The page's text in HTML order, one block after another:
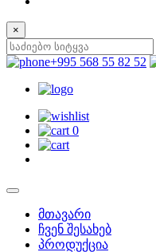
×
+995 568 55 82 52
0
მთავარი
ჩვენ შესახებ
პროდუქცია